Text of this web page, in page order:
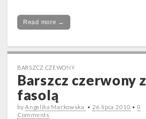
Read more →
BARSZCZ CZEWONY
Barszcz czerwony z
fasolą
byAngelika Markowska • 26 lipca 2010 • 0
Comments